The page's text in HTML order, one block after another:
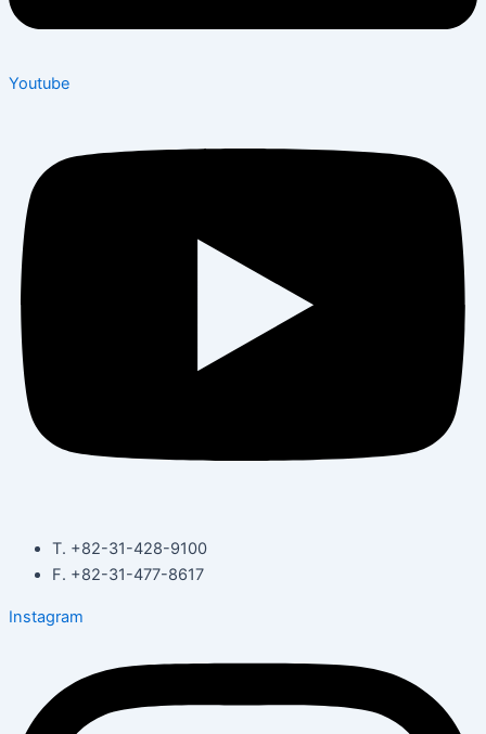
Youtube
T. +82-31-428-9100
F. +82-31-477-8617
Instagram